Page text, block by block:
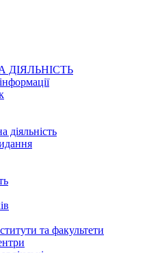
діяльність
та факультети